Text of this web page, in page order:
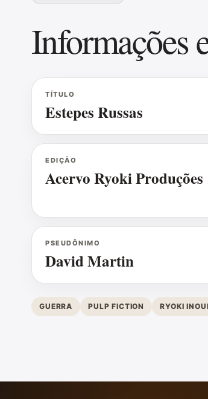
Informações
TÍTULO
Estepes Russas
EDIÇÃO
Acervo Ryoki Produções
PSEUDÔNIMO
David Martin
GUERRA PULP FICTION RYOKI